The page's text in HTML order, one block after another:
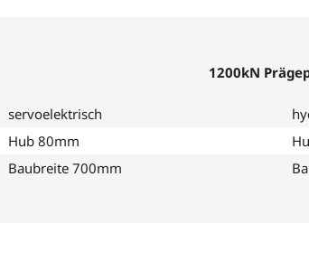
1200kN
servoelektrisch
Hub 80mm
Baubreite 700mm